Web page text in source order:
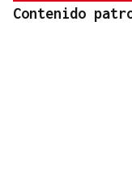
Contenido